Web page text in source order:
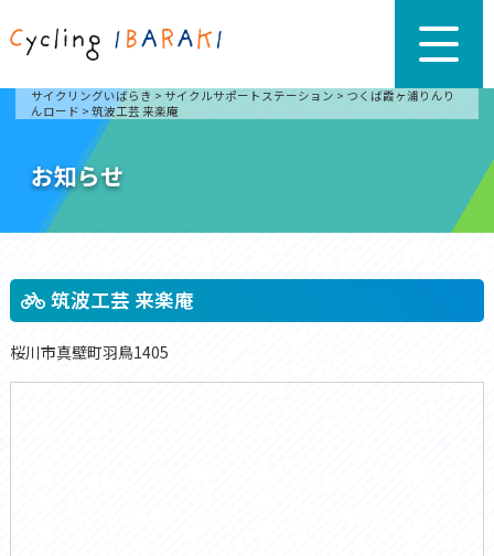
サイクリングいばらき > サイクルサポートステーション > つくば霞ヶ浦りんり
んロード > 筑波工芸 来楽庵
お知らせ
筑波工芸 来楽庵
桜川市真壁町羽鳥1405